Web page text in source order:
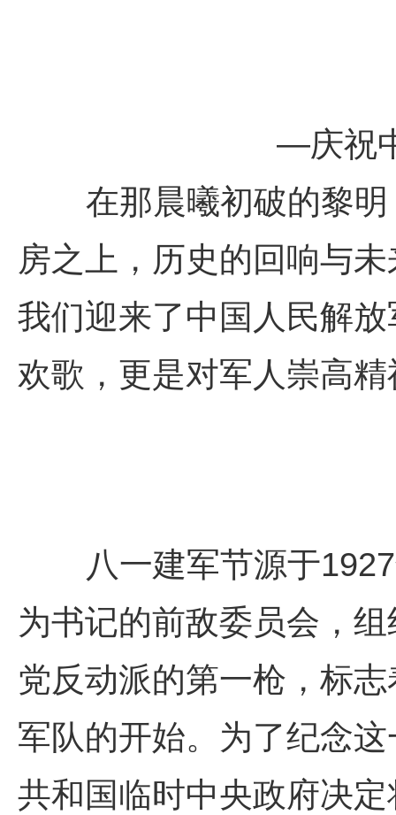
—庆祝
在那晨曦初破的黎明
房之上，历史的回响与
我们迎来了中国人民解
欢歌，更是对军人崇高
八一建军节源于1927
为书记的前敌委员会，
党反动派的第一枪，标
军队的开始。为了纪念
共和国临时中央政府决